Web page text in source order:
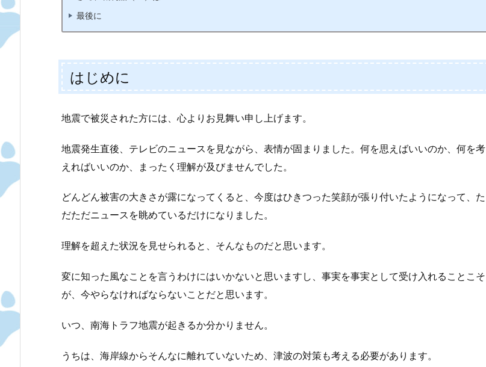
最後に
はじめに
地震で被災された方には、心よりお見舞い申し上げます。
地震発生直後、テレビのニュースを見ながら、表情が固まりました。何を思えばいいのか、何を考
えればいいのか、まったく理解が及びませんでした。
どんどん被害の大きさが露になってくると、今度はひきつった笑顔が張り付いたようになって、た
だただニュースを眺めているだけになりました。
理解を超えた状況を見せられると、そんなものだと思います。
変に知った風なことを言うわけにはいかないと思いますし、事実を事実として受け入れることこそ
が、今やらなければならないことだと思います。
いつ、南海トラフ地震が起きるか分かりません。
うちは、海岸線からそんなに離れていないため、津波の対策も考える必要があります。